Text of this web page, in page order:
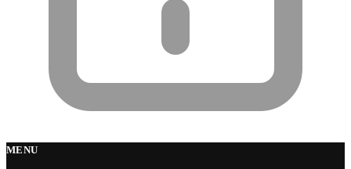
MENU